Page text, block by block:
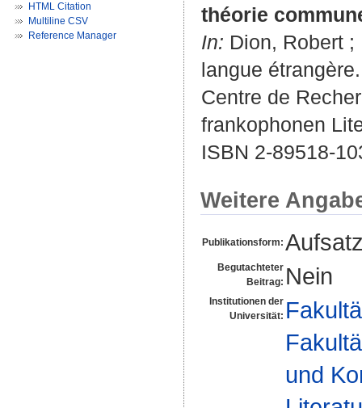
HTML Citation
Multiline CSV
Reference Manager
théorie
In: Dion, Robert ;
langue
Centre de
frankophonen
ISBN 2-89518-
Weitere
Publikationsform:
Begutachteter
Beitrag: Nein
Institutionen der
Universität:
und